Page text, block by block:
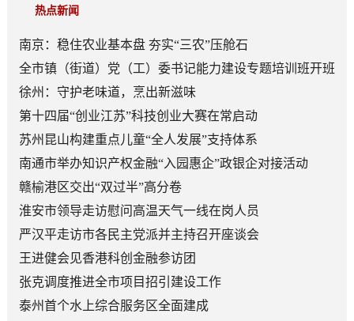
热点新闻
南京：稳住农业基本盘 夯实“三农”压舱石
全市镇（街道）党（工）委书记能力建设专题培训班开班
徐州：守护老味道，烹出新滋味
第十四届“创业江苏”科技创业大赛在常启动
苏州昆山构建重点儿童“全人发展”支持体系
南通市举办知识产权金融“入园惠企”政银企对接活动
赣榆港区交出“双过半”高分卷
淮安市领导走访慰问高温天气一线在岗人员
严汉平走访市各民主党派并主持召开座谈会
王进健会见香港科创金融参访团
张克调度推进全市项目招引建设工作
泰州首个水上综合服务区全面建成